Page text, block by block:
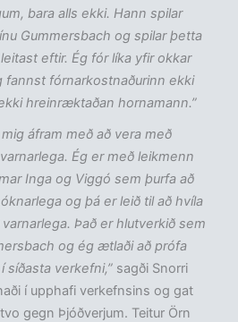
bara alls ekki. Hann spilar
Gummersbach og spilar þetta
eftir. Ég fór líka yfir okkar
fannst fórnarkostnaðurinn ekki
hreinræktaðan hornamann.”
áfram með að vera með
Ég er með leikmenn
Inga og Viggó sem þurfa að
og þá er leið til að hvíla
Það er hlutverkið sem
og ég ætlaði að prófa
síðasta verkefni,” sagði Snorri
í upphafi verkefnsins og gat
gegn Þjóðverjum. Teitur Örn